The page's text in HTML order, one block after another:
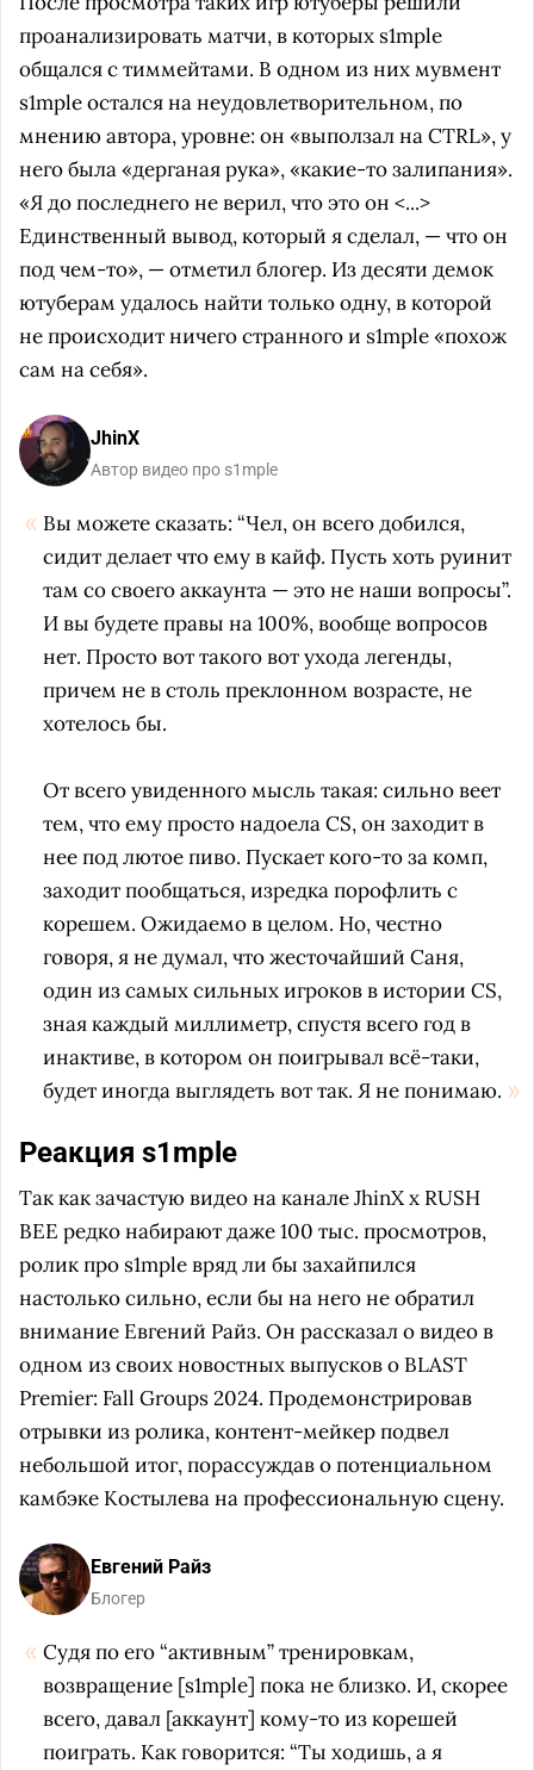
проанализировать матчи, в которых s1mple
общался с тиммейтами. В одном из них мувмент
s1mple остался на неудовлетворительном, по
мнению автора, уровне: он «выползал на CTRL», у
него была «дерганая рука», «какие-то залипания».
«Я до последнего не верил, что это он <...>
Единственный вывод, который я сделал, — что он
под чем-то», — отметил блогер. Из десяти демок
ютуберам удалось найти только одну, в которой
не происходит ничего странного и s1mple «похож
сам на себя».
JhinX
Автор видео про s1mple
Вы можете сказать: “Чел, он всего добился,
сидит делает что ему в кайф. Пусть хоть руинит
там со своего аккаунта — это не наши вопросы”.
И вы будете правы на 100%, вообще вопросов
нет. Просто вот такого вот ухода легенды,
причем не в столь преклонном возрасте, не
хотелось бы.
От всего увиденного мысль такая: сильно веет
тем, что ему просто надоела CS, он заходит в
нее под лютое пиво. Пускает кого-то за комп,
заходит пообщаться, изредка порофлить с
корешем. Ожидаемо в целом. Но, честно
говоря, я не думал, что жесточайший Саня,
один из самых сильных игроков в истории CS,
зная каждый миллиметр, спустя всего год в
инактиве, в котором он поигрывал всё-таки,
будет иногда выглядеть вот так. Я не понимаю.
Реакция s1mple
Так как зачастую видео на канале JhinX x RUSH
BEE редко набирают даже 100 тыс. просмотров,
ролик про s1mple вряд ли бы захайпился
настолько сильно, если бы на него не обратил
внимание Евгений Райз. Он рассказал о видео в
одном из своих новостных выпусков о BLAST
Premier: Fall Groups 2024. Продемонстрировав
отрывки из ролика, контент-мейкер подвел
небольшой итог, порассуждав о потенциальном
камбэке Костылева на профессиональную сцену.
Евгений Райз
Блогер
Судя по его “активным” тренировкам,
возвращение [s1mple] пока не близко. И, скорее
всего, давал [аккаунт] кому-то из корешей
поиграть. Как говорится: “Ты ходишь, а я